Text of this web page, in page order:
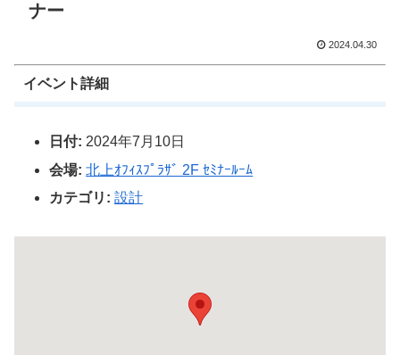
ナー
2024.04.30
イベント詳細
日付: 2024年7月10日
会場: 北上ｵﾌｨｽﾌﾟﾗｻﾞ 2F ｾﾐﾅｰﾙｰﾑ
カテゴリ: 設計